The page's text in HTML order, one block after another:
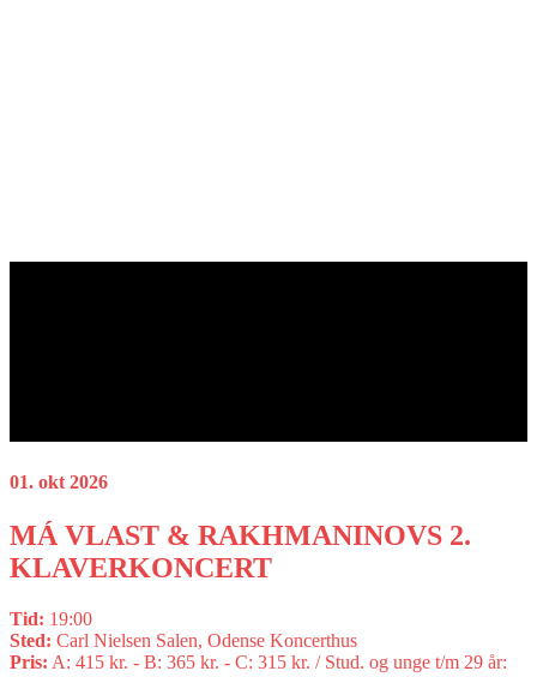
01. okt 2026
MÁ VLAST & RAKHMANINOVS 2.
KLAVERKONCERT
Tid: 19:00
Sted: Carl Nielsen Salen, Odense Koncerthus
Pris: A: 415 kr. - B: 365 kr. - C: 315 kr. / Stud. og unge t/m 29 år: